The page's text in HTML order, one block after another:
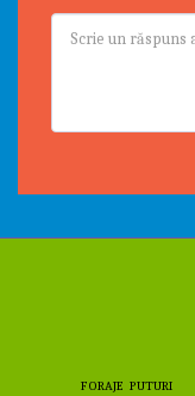
FORAJE PUTURI